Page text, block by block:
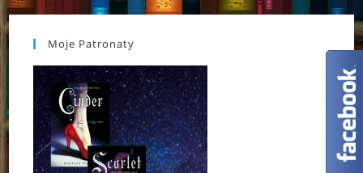
Moje Patronaty